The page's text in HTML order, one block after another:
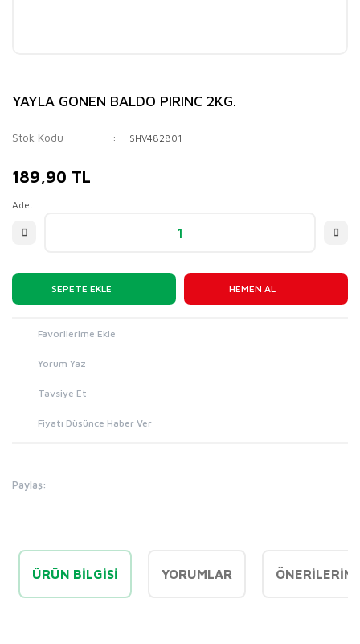
YAYLA GONEN BALDO PIRINC 2KG.
Stok Kodu SHV482801
189,90 TL
Adet
SEPETE EKLE HEMEN AL
Yorum Yaz
Tavsiye Et
Fiyatı Düşünce Haber Ver
Paylaş:
ÜRÜN BILGISI YORUMLAR